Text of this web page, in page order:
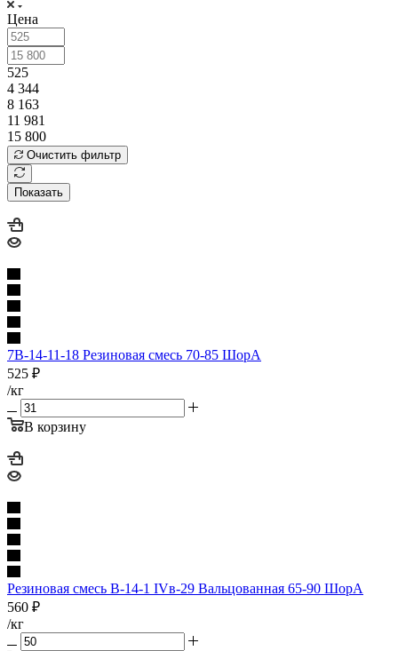
Цена
525
4 344
8 163
11 981
15 800
Очистить фильтр
Показать
7В-14-11-18 Резиновая смесь 70-85 ШорА
525 ₽
/кг
В корзину
Резиновая смесь В-14-1 IVв-29 Вальцованная 65-90 ШорА
560 ₽
/кг